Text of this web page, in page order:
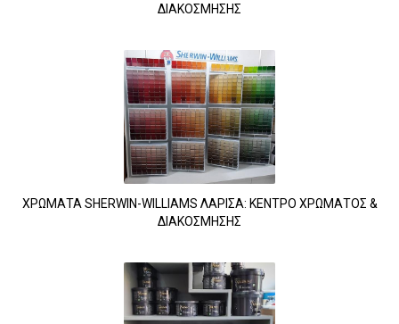
ΔΙΑΚΟΣΜΗΣΗΣ
ΧΡΩΜΑΤΑ SHERWIN-WILLIAMS ΛΑΡΙΣΑ: ΚΕΝΤΡΟ ΧΡΩΜΑΤΟΣ &
ΔΙΑΚΟΣΜΗΣΗΣ